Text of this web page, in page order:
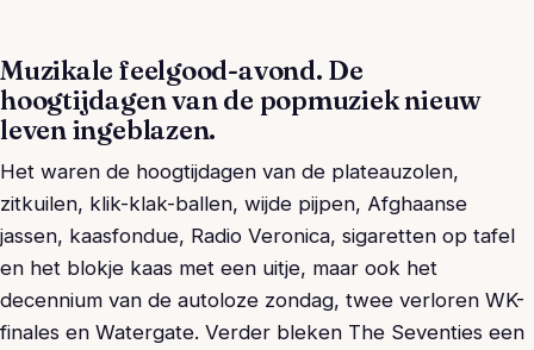
Muzikale feelgood-avond. De
hoogtijdagen van de popmuziek nieuw
leven ingeblazen.
Het waren de hoogtijdagen van de plateauzolen,
zitkuilen, klik-klak-ballen, wijde pijpen, Afghaanse
jassen, kaasfondue, Radio Veronica, sigaretten op tafel
en het blokje kaas met een uitje, maar ook het
decennium van de autoloze zondag, twee verloren WK-
finales en Watergate. Verder bleken The Seventies een